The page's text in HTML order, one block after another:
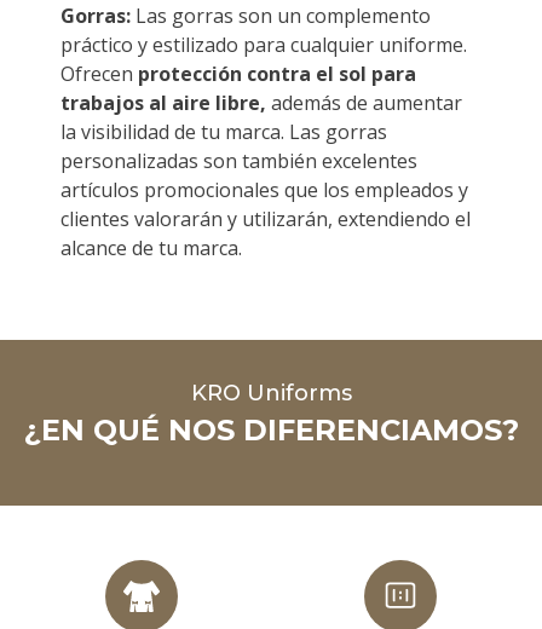
Gorras: Las gorras son un complemento
práctico y estilizado para cualquier uniforme.
Ofrecen protección contra el sol para
trabajos al aire libre, además de aumentar
la visibilidad de tu marca. Las gorras
personalizadas son también excelentes
artículos promocionales que los empleados y
clientes valorarán y utilizarán, extendiendo el
alcance de tu marca.
KRO Uniforms
¿EN QUÉ NOS DIFERENCIAMOS?